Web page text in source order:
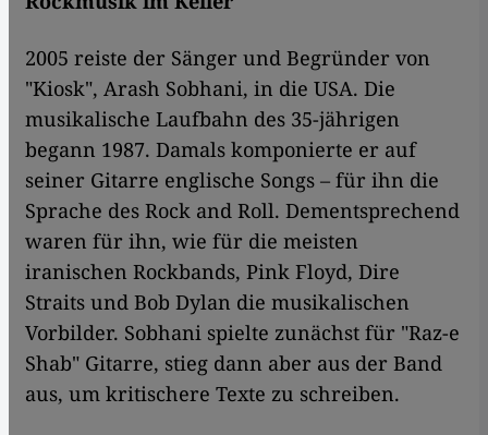
2005 reiste der Sänger und Begründer von
"Kiosk", Arash Sobhani, in die USA. Die
musikalische Laufbahn des 35-jährigen
begann 1987. Damals komponierte er auf
seiner Gitarre englische Songs – für ihn die
Sprache des Rock and Roll. Dementsprechend
waren für ihn, wie für die meisten
iranischen Rockbands, Pink Floyd, Dire
Straits und Bob Dylan die musikalischen
Vorbilder. Sobhani spielte zunächst für "Raz-e
Shab" Gitarre, stieg dann aber aus der Band
aus, um kritischere Texte zu schreiben.